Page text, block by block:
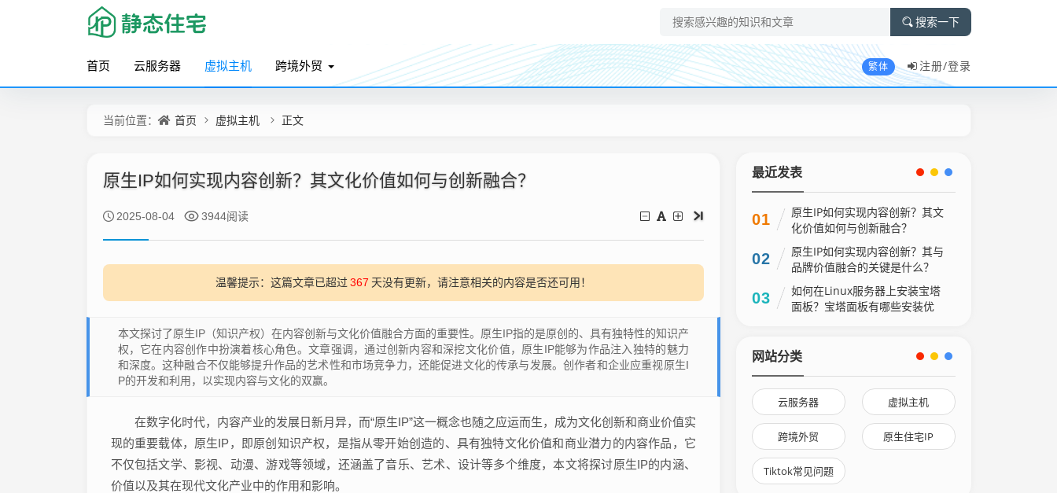
搜索一下
首页 云服务器 虚拟主机 跨境外贸 繁体 注册/登录
当前位置： 首页 虚拟主机 正文
原生IP如何实现内容创新？其文化价值如何与创新融合？
2025-08-04 3944阅读
温馨提示：这篇文章已超过 367 天没有更新，请注意相关的内容是否还可用！
本文探讨了原生IP（知识产权）在内容创新与文化价值融合方面的重要性。原生IP指的是原创的、具有独特性的知识产
权，它在内容创作中扮演着核心角色。文章强调，通过创新内容和深挖文化价值，原生IP能够为作品注入独特的魅力
和深度。这种融合不仅能够提升作品的艺术性和市场竞争力，还能促进文化的传承与发展。创作者和企业应重视原生I
P的开发和利用，以实现内容与文化的双赢。
在数字化时代，内容产业的发展日新月异，而“原生IP”这一概念也随之应运而生，成为文化创新和商业价值实
现的重要载体，原生IP，即原创知识产权，是指从零开始创造的、具有独特文化价值和商业潜力的内容作品，它
不仅包括文学、影视、动漫、游戏等领域，还涵盖了音乐、艺术、设计等多个维度，本文将探讨原生IP的内涵、
价值以及其在现代文化产业中的作用和影响。
最近发表
01
原生IP如何实现内容创新？其文
化价值如何与创新融合？
02
原生IP如何实现内容创新？其与
品牌价值融合的关键是什么？
03
如何在Linux服务器上安装宝塔
面板？宝塔面板有哪些安装优
网站分类
云服务器 虚拟主机
跨境外贸 原生住宅IP
Tiktok常见问题